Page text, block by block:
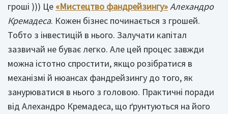
гроші ))) Це «Мистецтво фандрейзингу»Алехандро
Кремадеса. Кожен бізнес починається з грошей.
Тобто з інвестицій в нього. Залучати капітал
зазвичай не буває легко. Але цей процес завжди
можна істотно спростити, якщо розібратися в
механізмі й нюансах фандрейзингу до того, як
занурюватися в нього з головою. Практичні поради
від Алехандро Кремадеса, що ґрунтуються на його